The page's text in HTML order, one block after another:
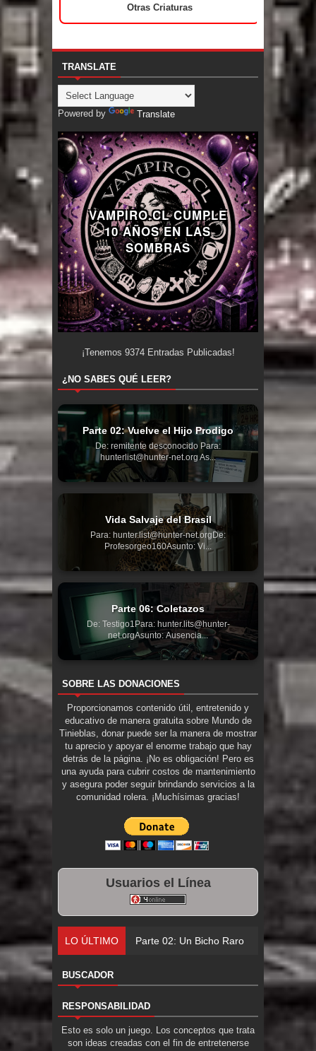
Otras Criaturas
TRANSLATE
Powered by Translate
VAMPIRO.CL CUMPLE
10 AÑOS EN LAS
SOMBRAS
¡Tenemos 9374Entradas Publicadas!
¿NO SABES QUÉ LEER?
Parte 02: Vuelve el Hijo Prodigo
De: remitente desconocido Para:
hunterlist@hunter-net.org As...
Vida Salvaje del Brasil
Para: hunter.list@hunter-net.orgDe:
Profesorgeo160Asunto: Vi...
Parte 06: Coletazos
De: Testigo1Para: hunter.lits@hunter-
net.orgAsunto: Ausencia...
SOBRE LAS DONACIONES
Proporcionamos contenido útil, entretenido y
educativo de manera gratuita sobre Mundo de
Tinieblas, donar puede ser la manera de mostrar
tu aprecio y apoyar el enorme trabajo que hay
detrás de la página. ¡No es obligación! Pero es
una ayuda para cubrir costos de mantenimiento
y asegura poder seguir brindando servicios a la
comunidad rolera. ¡Muchísimas gracias!
Usuarios el Línea
LO ÚLTIMO Parte 02: Un Bicho Raro
BUSCADOR
RESPONSABILIDAD
Esto es solo un juego. Los conceptos que trata
son ideas creadas con el fin de entretenerse